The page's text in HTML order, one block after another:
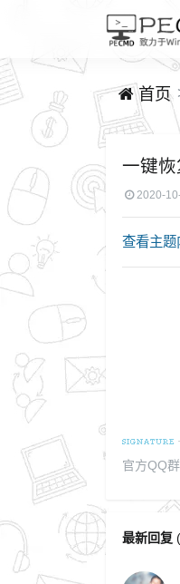
首页
一键
2020-
查看主题
官方QQ
最新回复(